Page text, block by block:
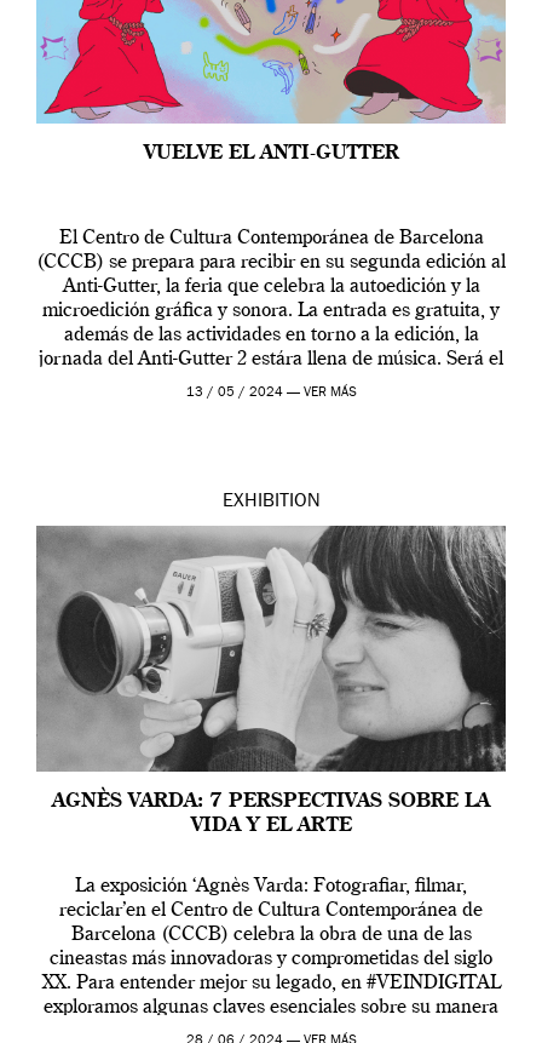
VUELVE EL ANTI-GUTTER
El Centro de Cultura Contemporánea de Barcelona
(CCCB) se prepara para recibir en su segunda edición al
Anti-Gutter, la feria que celebra la autoedición y la
microedición gráfica y sonora. La entrada es gratuita, y
además de las actividades en torno a la edición, la
jornada del Anti-Gutter 2 estára llena de música. Será el
[…]
13 / 05 / 2024 — VER MÁS
EXHIBITION
AGNÈS VARDA: 7 PERSPECTIVAS SOBRE LA
VIDA Y EL ARTE
La exposición ‘Agnès Varda: Fotografiar, filmar,
reciclar’en el Centro de Cultura Contemporánea de
Barcelona (CCCB) celebra la obra de una de las
cineastas más innovadoras y comprometidas del siglo
XX. Para entender mejor su legado, en #VEINDIGITAL
exploramos algunas claves esenciales sobre su manera
de entender la vida, el cine y el arte contemporáneo.